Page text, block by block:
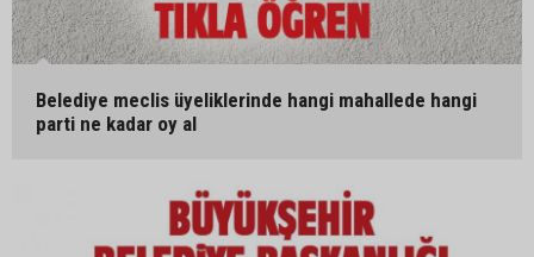
Belediye meclis üyeliklerinde hangi mahallede hangi
parti ne kadar oy al